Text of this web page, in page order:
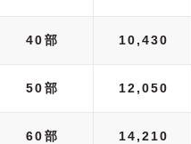
40部 10,430
50部 12,050
60部 14,210